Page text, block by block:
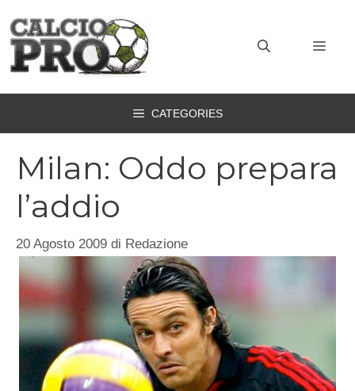
contenuto
CATEGORIES
Milan: Oddo prepara
l’addio
20 Agosto 2009 di Redazione